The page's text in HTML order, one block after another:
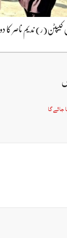
کیپٹن(ر) ندیم ناصر کا
جائے گا